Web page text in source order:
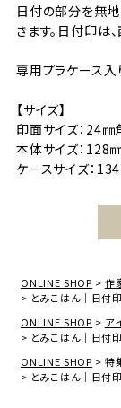
日付の部分を無地
きます。日付印は
専用プラケース入
【サイズ】
印面サイズ：24㎜
本体サイズ：
ケースサイズ：
ONLINE SHOP 作
とみこはん｜日付
ONLINE SHOP
ア
とみこはん｜日付
ONLINE SHOP
特
とみこはん｜日付